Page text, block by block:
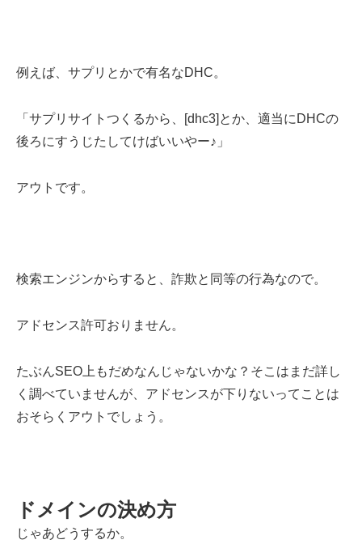
例えば、サプリとかで有名なDHC。
「サプリサイトつくるから、[dhc3]とか、適当にDHCの
後ろにすうじたしてけばいいやー♪」
アウトです。
検索エンジンからすると、詐欺と同等の行為なので。
アドセンス許可おりません。
たぶんSEO上もだめなんじゃないかな？そこはまだ詳し
く調べていませんが、アドセンスが下りないってことは
おそらくアウトでしょう。
ドメインの決め方
じゃあどうするか。